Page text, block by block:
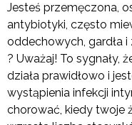
Jesteś przemęczona,
antybiotyki, często
oddechowych, gardła
? Uważaj! To sygnały,
działa prawidłowo i
wystąpienia infekcji
chorować, kiedy twoje